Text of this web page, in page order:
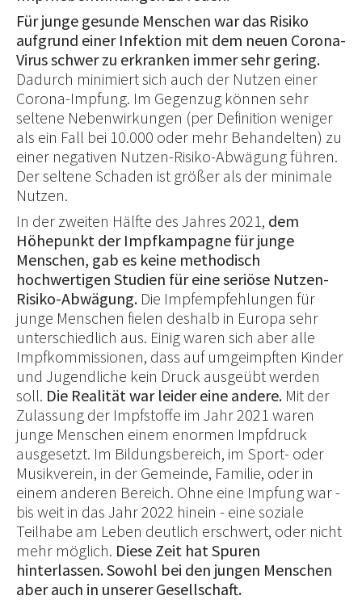
Für junge gesunde Menschen war das Risiko
aufgrund einer Infektion mit dem neuen Corona-
Virus schwer zu erkranken immer sehr gering.
Dadurch minimiert sich auch der Nutzen einer
Corona-Impfung. Im Gegenzug können sehr
seltene Nebenwirkungen (per Definition weniger
als ein Fall bei 10.000 oder mehr Behandelten) zu
einer negativen Nutzen-Risiko-Abwägung führen.
Der seltene Schaden ist größer als der minimale
Nutzen.
In der zweiten Hälfte des Jahres 2021, dem
Höhepunkt der Impfkampagne für junge
Menschen, gab es keine methodisch
hochwertigen Studien für eine seriöse Nutzen-
Risiko-Abwägung. Die Impfempfehlungen für
junge Menschen fielen deshalb in Europa sehr
unterschiedlich aus. Einig waren sich aber alle
Impfkommissionen, dass auf umgeimpften Kinder
und Jugendliche kein Druck ausgeübt werden
soll. Die Realität war leider eine andere. Mit der
Zulassung der Impfstoffe im Jahr 2021 waren
junge Menschen einem enormen Impfdruck
ausgesetzt. Im Bildungsbereich, im Sport- oder
Musikverein, in der Gemeinde, Familie, oder in
einem anderen Bereich. Ohne eine Impfung war -
bis weit in das Jahr 2022 hinein - eine soziale
Teilhabe am Leben deutlich erschwert, oder nicht
mehr möglich. Diese Zeit hat Spuren
hinterlassen. Sowohl bei den jungen Menschen
aber auch in unserer Gesellschaft.